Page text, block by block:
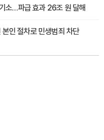
소…파급 효과 26조 원 달해
인 절차로 민생범죄 차단